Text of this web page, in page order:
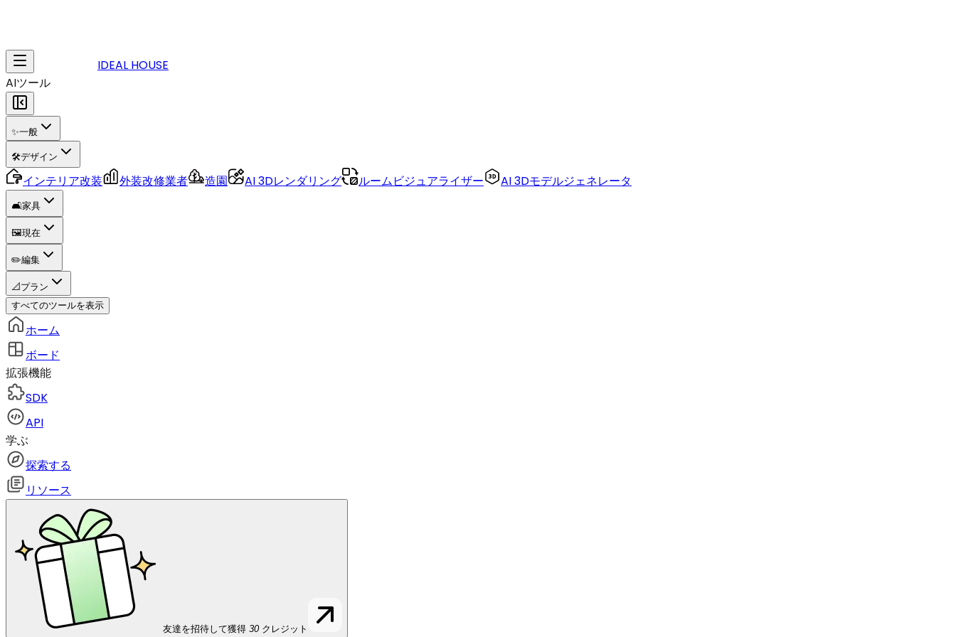
IDEAL HOUSE
AIツール
✨一般
🛠️デザイン
インテリア改装 外装改修業者 造園 AI 3Dレンダリング ルームビジュアライザー AI 3Dモデルジェネレータ
🛋️家具
🖼️現在
✏️編集
📐 プラン
すべてのツールを表示
ホーム
ボード
拡張機能
SDK
API
学ぶ
探索する
リソース
友達を招待して獲得 30 クレジット